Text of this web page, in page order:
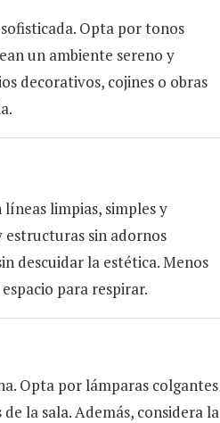
Opta por tonos
un ambiente sereno y
decorativos, cojines o obras
limpias, simples y
estructuras sin adornos
descuidar la estética. Menos
para respirar.
Opta por lámparas colgantes
la sala. Además, considera la